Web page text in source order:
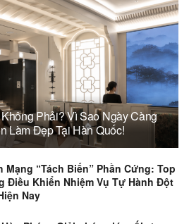
Phải? Vì Sao Ngày Càng
Làm Đẹp Tại Hàn Quốc!
Mạng “Tách Biến” Phần Cứng: Top
Điều Khiển Nhiệm Vụ Tự Hành Đột
Nay